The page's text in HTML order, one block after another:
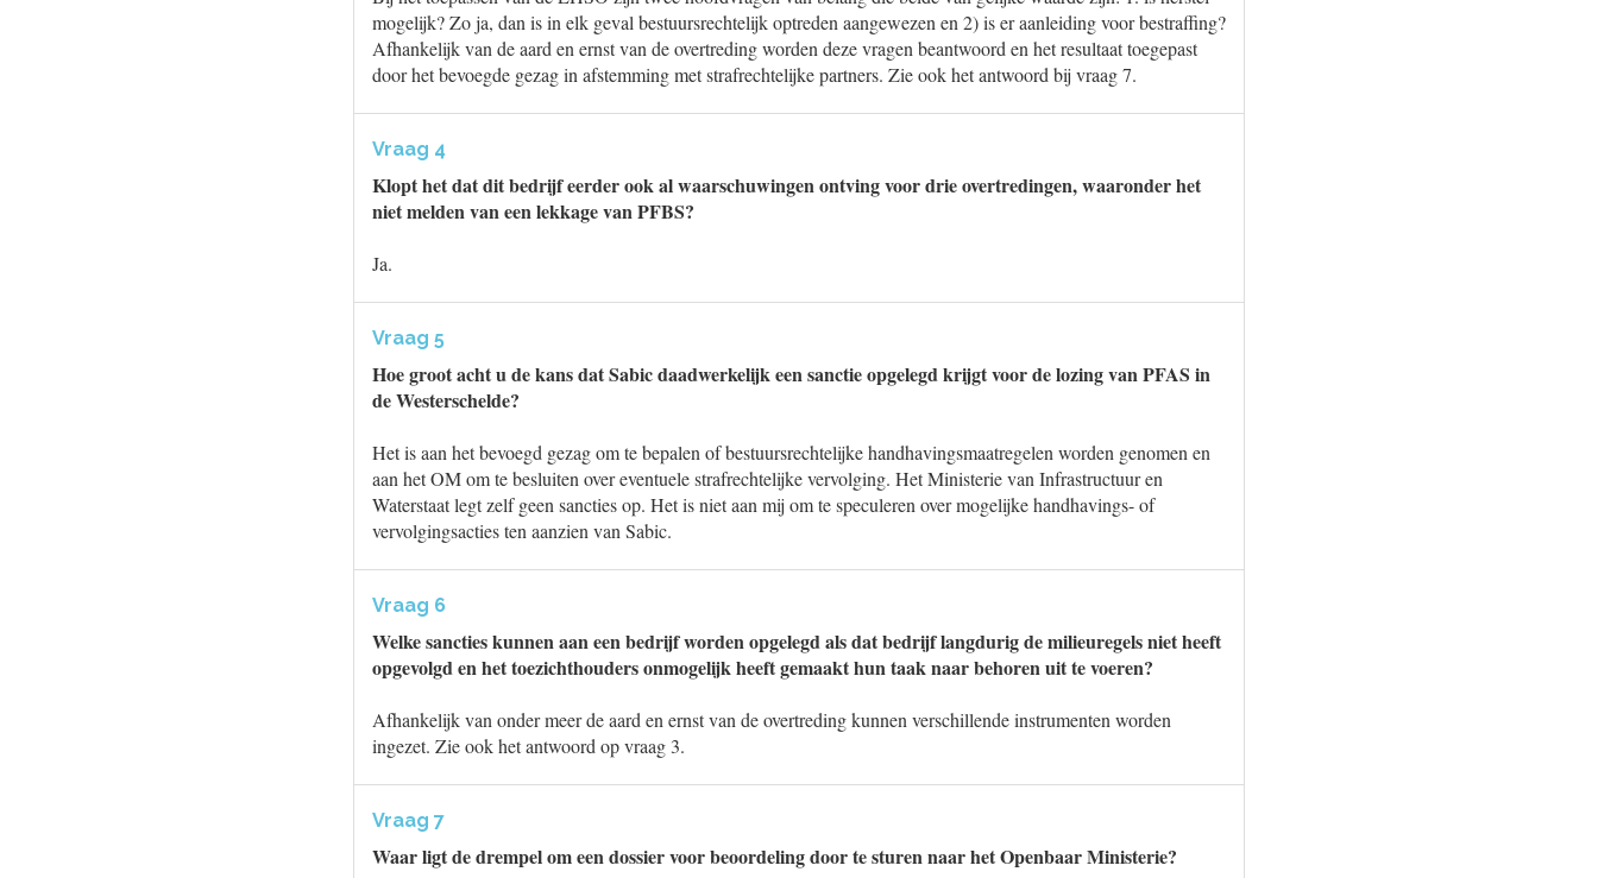
mogelijk? Zo ja, dan is in elk geval bestuursrechtelijk optreden aangewezen en 2) is er aanleiding voor bestraffing?
Afhankelijk van de aard en ernst van de overtreding worden deze vragen beantwoord en het resultaat toegepast
door het bevoegde gezag in afstemming met strafrechtelijke partners. Zie ook het antwoord bij vraag 7.
Vraag 4
Klopt het dat dit bedrijf eerder ook al waarschuwingen ontving voor drie overtredingen, waaronder het
niet melden van een lekkage van PFBS?
Ja.
Vraag 5
Hoe groot acht u de kans dat Sabic daadwerkelijk een sanctie opgelegd krijgt voor de lozing van PFAS in
de Westerschelde?
Het is aan het bevoegd gezag om te bepalen of bestuursrechtelijke handhavingsmaatregelen worden genomen en
aan het OM om te besluiten over eventuele strafrechtelijke vervolging. Het Ministerie van Infrastructuur en
Waterstaat legt zelf geen sancties op. Het is niet aan mij om te speculeren over mogelijke handhavings- of
vervolgingsacties ten aanzien van Sabic.
Vraag 6
Welke sancties kunnen aan een bedrijf worden opgelegd als dat bedrijf langdurig de milieuregels niet heeft
opgevolgd en het toezichthouders onmogelijk heeft gemaakt hun taak naar behoren uit te voeren?
Afhankelijk van onder meer de aard en ernst van de overtreding kunnen verschillende instrumenten worden
ingezet. Zie ook het antwoord op vraag 3.
Vraag 7
Waar ligt de drempel om een dossier voor beoordeling door te sturen naar het Openbaar Ministerie?